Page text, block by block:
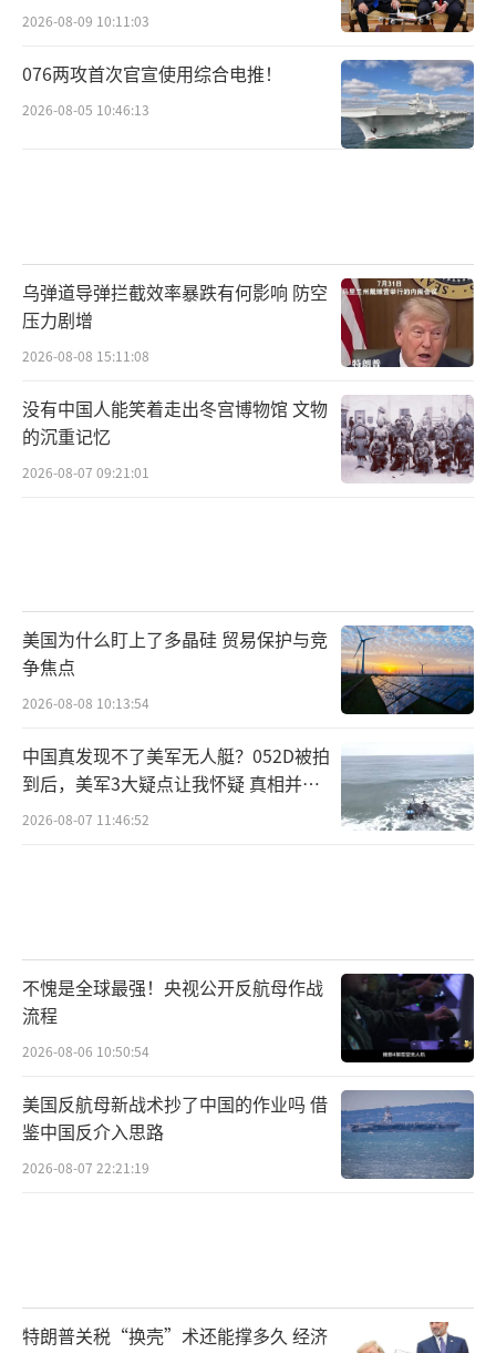
2026-08-09 10:11:03
076两攻首次官宣使用综合电推！
2026-08-05 10:46:13
乌弹道导弹拦截效率暴跌有何影响 防空
压力剧增
2026-08-08 15:11:08
没有中国人能笑着走出冬宫博物馆 文物
的沉重记忆
2026-08-07 09:21:01
美国为什么盯上了多晶硅 贸易保护与竞
争焦点
2026-08-08 10:13:54
中国真发现不了美军无人艇？052D被拍
到后，美军3大疑点让我怀疑 真相并非
如此
2026-08-07 11:46:52
不愧是全球最强！央视公开反航母作战
流程
2026-08-06 10:50:54
美国反航母新战术抄了中国的作业吗 借
鉴中国反介入思路
2026-08-07 22:21:19
特朗普关税“换壳”术还能撑多久 经济